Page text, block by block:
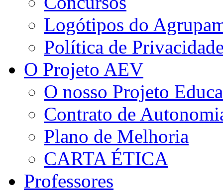
Logótipos do
Política de
O Projeto AEV
O nosso Projeto
Contrato de
Plano de Melhoria
CARTA ÉTICA
Professores